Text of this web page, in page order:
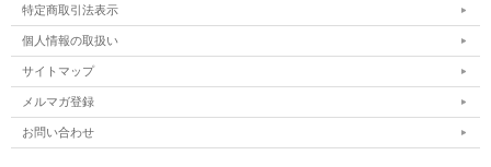
特定商取引法表示
個人情報の取扱い
サイトマップ
メルマガ登録
お問い合わせ